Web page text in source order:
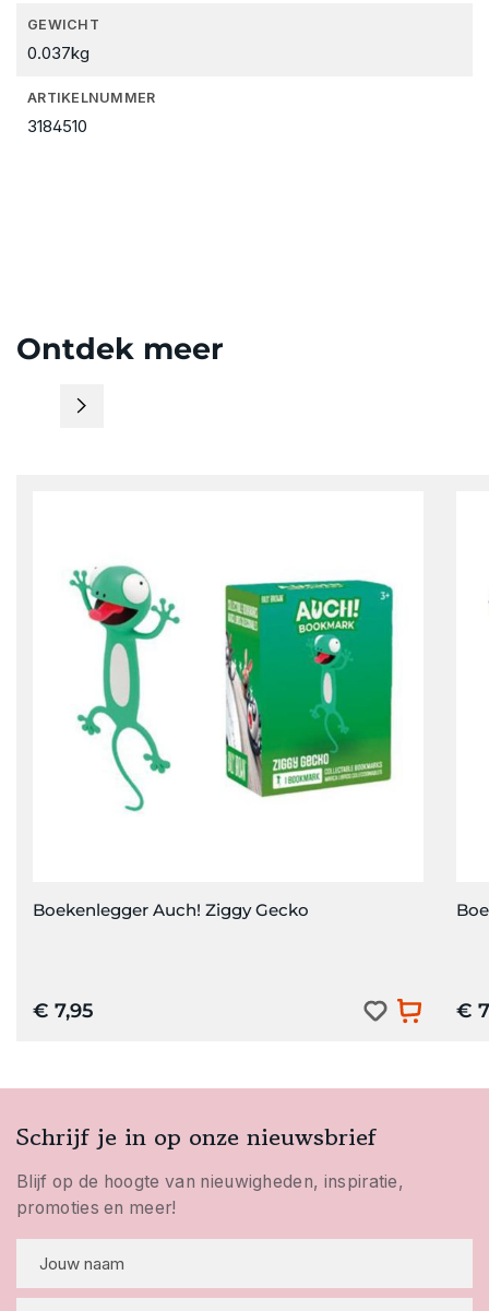
GEWICHT
0.037kg
ARTIKELNUMMER
3184510
Ontdek meer
Boekenlegger Auch! Ziggy Gecko
€ 7,95 €
Schrijf je in op onze nieuwsbrief
Blijf op de hoogte van nieuwigheden, inspiratie,
promoties en meer!